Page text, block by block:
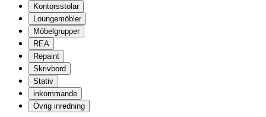
Kontorsstolar
Loungemöbler
Möbelgrupper
REA
Repaint
Skrivbord
Stativ
inkommande
Övrig inredning